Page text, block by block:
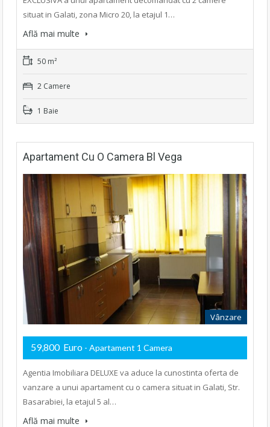
situat in Galati, zona Micro 20, la etajul 1…
Află mai multe
50 m²
2 Camere
1 Baie
Apartament Cu O Camera Bl Vega
Vânzare
59,800 Euro - Apartament 1 Camera
Agentia Imobiliara DELUXE va aduce la cunostinta oferta de
vanzare a unui apartament cu o camera situat in Galati, Str.
Basarabiei, la etajul 5 al…
Află mai multe